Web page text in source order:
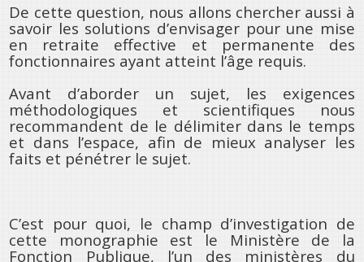
De cette question, nous allons chercher aussi à
savoir les solutions d’envisager pour une mise
en retraite effective et permanente des
fonctionnaires ayant atteint l’âge requis.
Avant d’aborder un sujet, les exigences
méthodologiques et scientifiques nous
recommandent de le délimiter dans le temps
et dans l’espace, afin de mieux analyser les
faits et pénétrer le sujet.
C’est pour quoi, le champ d’investigation de
cette monographie est le Ministère de la
Fonction Publique, l’un des ministères du